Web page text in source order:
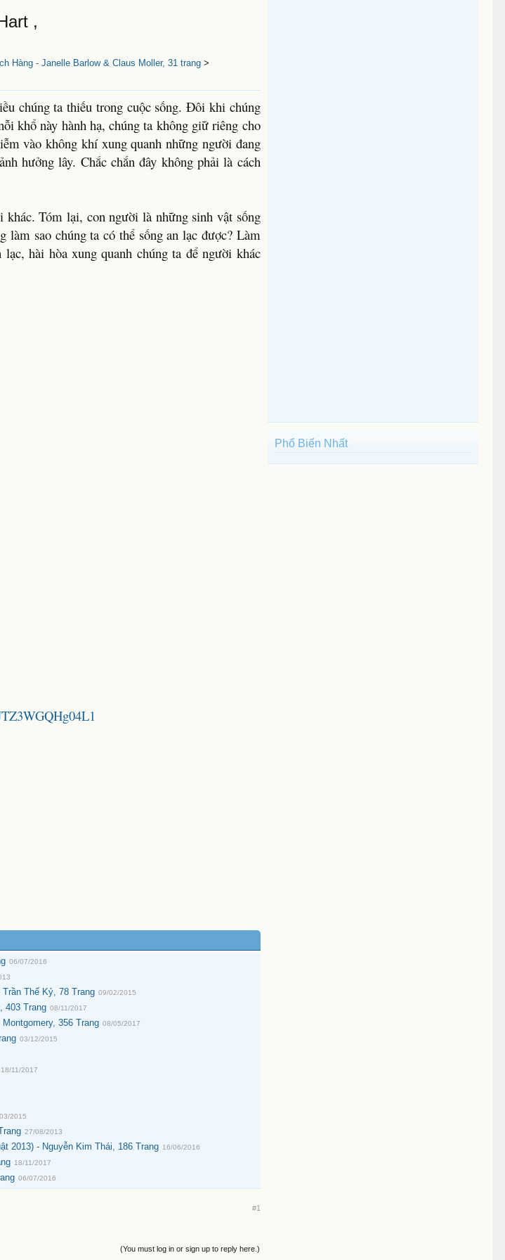
,
Hàng - Janelle Barlow & Claus Moller, 31 trang >
chúng ta thiếu trong cuộc sống. Đôi khi chúng
khổ này hành hạ, chúng ta không giữ riêng cho
vào không khí xung quanh những người đang
hưởng lây. Chắc chắn đây không phải là cách
Tóm lại, con người là những sinh vật sống
sao chúng ta có thể sống an lạc được? Làm
hài hòa xung quanh chúng ta để người khác
06/07/2016
Thế Kỷ, 78 Trang 09/02/2015
403 Trang 08/11/2017
356 Trang 08/05/2017
03/12/2015
18/11/2017
2015
27/08/2013
2013) - Nguyễn Kim Thái, 186 Trang 16/06/2016
18/11/2017
06/07/2016
#1
(You must log in or sign up to reply here.)
Phổ Biến Nhất